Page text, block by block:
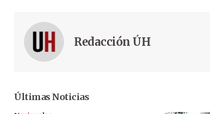
Redacción ÚH
Últimas Noticias